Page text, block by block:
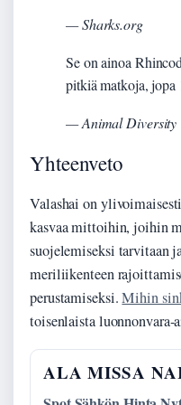
— Sharks.org
Se on ainoa
pitkiä matkoja, jopa
— Animal Diversity
Yhteenveto
Valashai on
kasvaa mittoihin, joihin
suojelemiseksi tarvitaan
meriliikenteen
perustamiseksi.Mihin
toisenlaista luonnonvara-
ALA MISSA